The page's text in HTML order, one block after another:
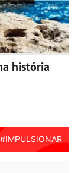
história